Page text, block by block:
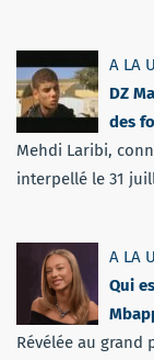
A LA
DZ
des
Mehdi Laribi,
interpellé le 31
A LA
Qui
Révélée au grand